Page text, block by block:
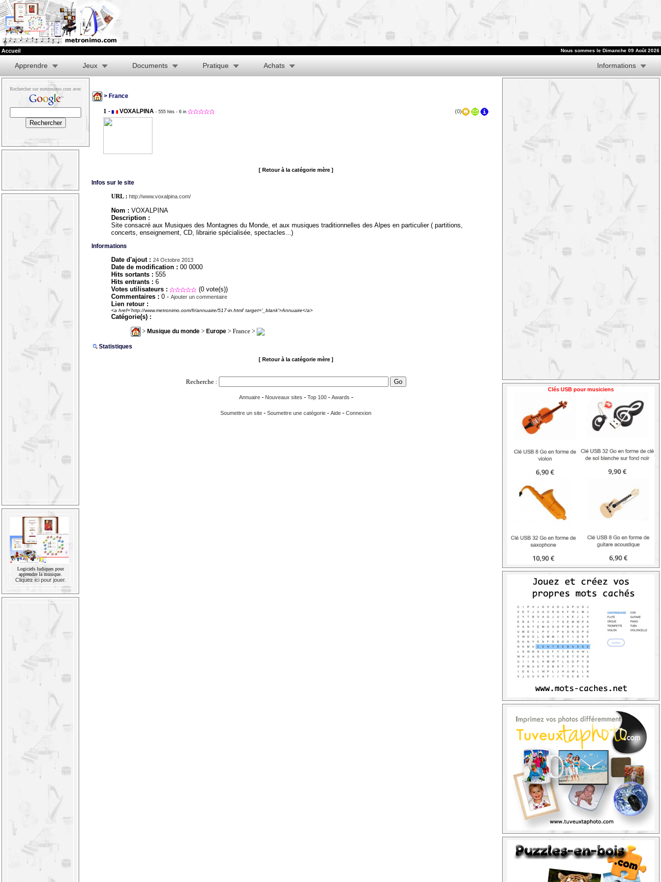
Accueil Nous sommes le Dimanche 09 Août 2026
Apprendre Jeux Documents Pratique Achats Informations
Rechercher sur metronimo.com avec
Logiciels ludiques pour
apprendre la musique.
Cliquez ici pour jouer.
> France
1 - VOXALPINA - 555 hits - 6 in (0)
[ Retour à la catégorie mère ]
Infos sur le site
URL : http://www.voxalpina.com/
Nom : VOXALPINA
Description :
Site consacré aux Musiques des Montagnes du Monde, et aux musiques traditionnelles des Alpes en particulier ( partitions,
concerts, enseignement, CD, librairie spécialisée, spectacles...)
Informations
Date d'ajout : 24 Octobre 2013
Date de modification : 00 0000
Hits sortants : 555
Hits entrants : 6
Votes utilisateurs :
(0 vote(s))
Commentaires : 0 - Ajouter un commentaire
Lien retour :
<a href='http://www.metronimo.com/fr/annuaire/517-in.html' target='_blank'>Annuaire</a>
Catégorie(s) :
> Musique du monde > Europe > France >
Statistiques
[ Retour à la catégorie mère ]
Recherche :
Annuaire- Nouveaux sites - Top 100- Awards -
Soumettre un site - Soumettre une catégorie - Aide - Connexion
Clés USB pour musiciens